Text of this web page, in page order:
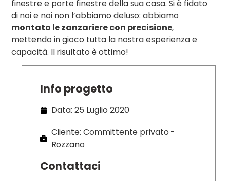
finestre e porte finestre della sua casa. Si è fidato
di noi e noi non l’abbiamo deluso: abbiamo
montato le zanzariere con precisione,
mettendo in gioco tutta la nostra esperienza e
capacità. Il risultato è ottimo!
Info progetto
Data: 25 Luglio 2020
Cliente: Committente privato -
Rozzano
Contattaci